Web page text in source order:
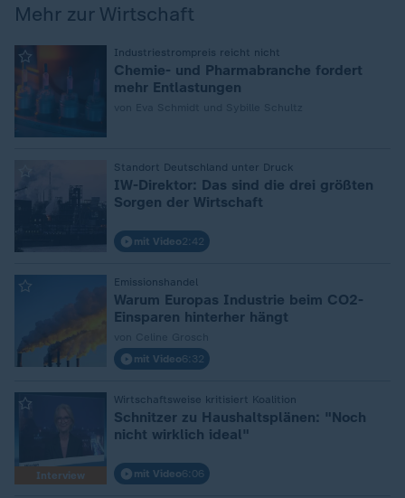
Mehr zur Wirtschaft
Industriestrompreis reicht nicht
Chemie- und Pharmabranche fordert
mehr Entlastungen
Standort Deutschland unter Druck
IW-Direktor: Das sind die drei größten
Sorgen der Wirtschaft
mit Video2:42
Emissionshandel
Warum Europas Industrie beim CO2-
Einsparen hinterher hängt
mit Video6:32
Interview
Wirtschaftsweise kritisiert Koalition
Schnitzer zu Haushaltsplänen: "Noch
nicht wirklich ideal"
mit Video6:06